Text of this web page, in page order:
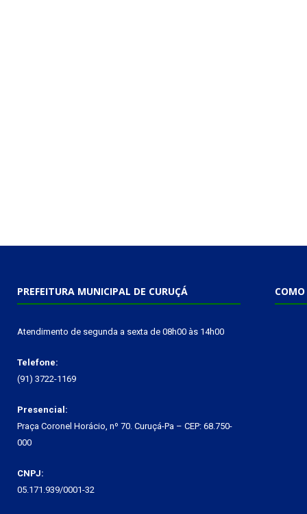
PREFEITURA MUNICIPAL DE CURUÇÁ
Atendimento de segunda a sexta de 08h00 às 14h00
Telefone:
(91) 3722-1169
Presencial:
Praça Coronel Horácio, nº 70. Curuçá-Pa – CEP: 68.750-
000
CNPJ:
05.171.939/0001-32
COMO